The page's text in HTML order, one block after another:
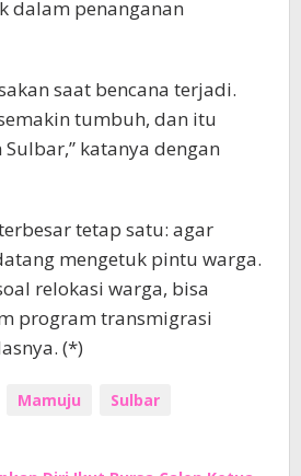
dalam penanganan
saat bencana terjadi.
tumbuh, dan itu
katanya dengan
tetap satu: agar
mengetuk pintu warga.
relokasi warga, bisa
program transmigrasi
(*)
Mamuju Sulbar